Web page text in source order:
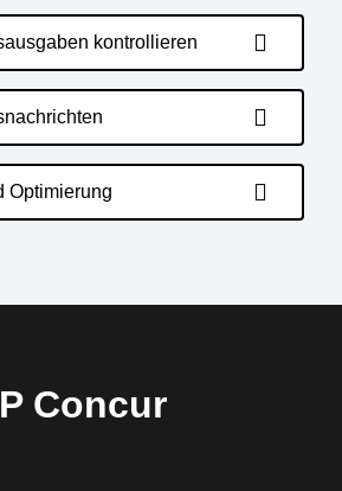
kontrollieren
Optimierung
Concur